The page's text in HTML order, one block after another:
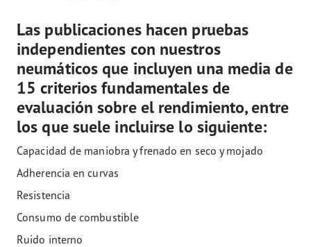
Las publicaciones hacen pruebas
independientes con nuestros
neumáticos que incluyen una media de
15 criterios fundamentales de
evaluación sobre el rendimiento, entre
los que suele incluirse lo siguiente:
Capacidad de maniobra y frenado en seco y mojado
Adherencia en curvas
Resistencia
Consumo de combustible
Ruido interno